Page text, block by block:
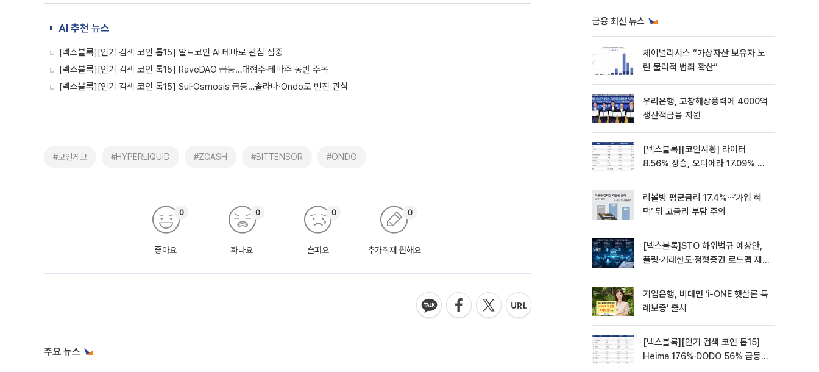
AI 추천 뉴스
[넥스블록][인기 검색 코인 톱15] 알트코인 AI 테마로 관심 집중
[넥스블록][인기 검색 코인 톱15] RaveDAO 급등…대형주·테마주 동반 주목
[넥스블록][인기 검색 코인 톱15] Sui·Osmosis 급등…솔라나·Ondo로 번진 관심
#코인게코 #HYPERLIQUID #ZCASH #BITTENSOR #ONDO
좋아요
0
화나요
0
슬퍼요
0
추가취재 원해요
0
주요 뉴스
금융 최신 뉴스
체이널리시스 “가상자산 보유자 노
린 물리적 범죄 확산”
우리은행, 고창해상풍력에 4000억
생산적금융 지원
[넥스블록][코인시황] 라이터
8.56% 상승, 오디에라 17.09% 하
리볼빙 평균금리 17.4%⋯‘가입 혜
택’ 뒤 고금리 부담 주의
[넥스블록]STO 하위법규 예상안,
풀링·거래한도·정형증권 로드맵 제
기업은행, 비대면 ‘i-ONE 햇살론 특
례보증’ 출시
[넥스블록][인기 검색 코인 톱15]
Heima 176%·DODO 56% 급등…